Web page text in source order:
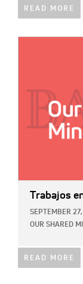
READ MORE
Trabajos
SEPTEMBER
OUR SHARED
READ MORE